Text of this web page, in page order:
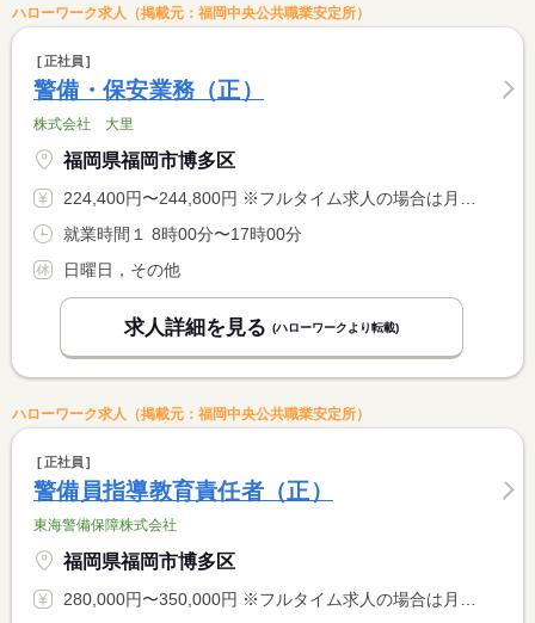
ハローワーク求人（掲載元：福岡中央公共職業安定所）
正社員
警備・保安業務（正）
株式会社 大里
福岡県福岡市博多区
224,400円〜244,800円 ※フルタイム求人の場合は月額（換算額）、パート求人の場合は時間額を表示しています。
就業時間１ 8時00分〜17時00分
日曜日，その他
求人詳細を見る (ハローワークより転載)
ハローワーク求人（掲載元：福岡中央公共職業安定所）
正社員
警備員指導教育責任者（正）
東海警備保障株式会社
福岡県福岡市博多区
280,000円〜350,000円 ※フルタイム求人の場合は月額（換算額）、パート求人の場合は時間額を表示しています。